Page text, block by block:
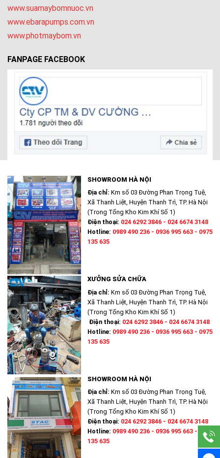
www.suamaybomnuoc.vn
www.ebarapumps.com.vn
www.photmaybom.vn
FANPAGE FACEBOOK
SHOWROOM HÀ NỘI
Địa chỉ: Km số 03 Đường Phan Trọng Tuệ,
Xã Thanh Liệt, Huyện Thanh Trì, TP. Hà Nội
(Trong Tổng Kho Kim Khí Số 1)
Điện thoại: 024 6292 3846 - 024 6674 3148
Hotline: 0989 490 236 - 0936 995 663 - 0975
135 635
XƯỞNG SỬA CHỮA
Địa chỉ: Km số 03 Đường Phan Trọng Tuệ,
Xã Thanh Liệt, Huyện Thanh Trì, TP. Hà Nội
(Trong Tổng Kho Kim Khí Số 1)
Điện thoại: 024 6292 3846 - 024 6674 3148
Hotline: 0989 490 236 - 0936 995 663 - 0975
135 635
SHOWROOM HÀ NỘI
Địa chỉ: Km số 03 Đường Phan Trọng Tuệ,
Xã Thanh Liệt, Huyện Thanh Trì, TP. Hà Nội
(Trong Tổng Kho Kim Khí Số 1)
Điện thoại: 024 6292 3846 - 024 6674 3148
Hotline: 0989 490 236 - 0936 995 663 - 0975
135 635